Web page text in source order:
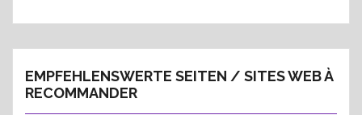
EMPFEHLENSWERTE SEITEN / SITES WEB À
RECOMMANDER